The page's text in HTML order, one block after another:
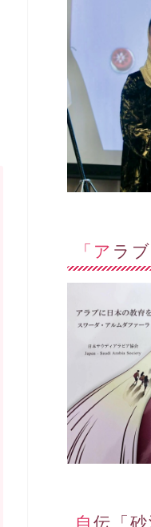
「ア
自伝「砂漠に創った世界一の